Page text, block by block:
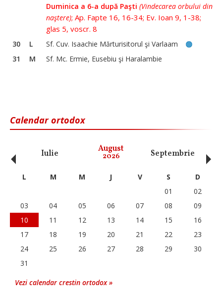
Duminica a 6-a după Paşti (Vindecarea orbului din
naştere); Ap. Fapte 16, 16-34; Ev. Ioan 9, 1-38;
glas 5, voscr. 8
30 L
Sf. Cuv. Isaachie Mărturisitorul şi Varlaam
31
M Sf. Mc. Ermie, Eusebiu şi Haralambie
Calendar ortodox
Iulie August
2026 Septembrie
‹ L M M J V S
D
01
02
03
04 05 06 07 08
09
10
11 12 13 14 15
16
17
18 19 20 21 22
23
24
25 26 27 28 29
30
31
Vezi calendar crestin ortodox »